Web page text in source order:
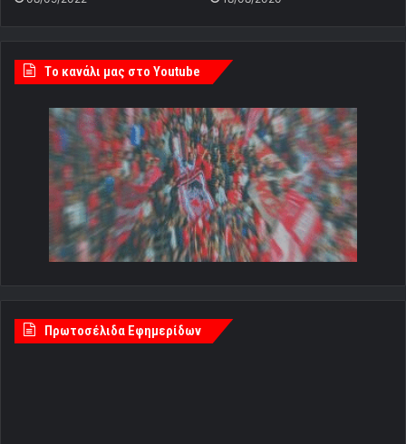
Tο κανάλι μας στο Youtube
Πρωτοσέλιδα Εφημερίδων